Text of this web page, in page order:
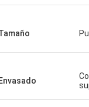
son muy
sus
servicio
Envasado